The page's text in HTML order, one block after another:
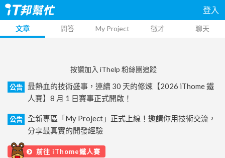
登入
文章 問答 My Project 徵才 聊天
按讚加入 iThelp 粉絲團追蹤
公告
最熱血的技術盛事，連續 30 天的修煉【2026 iThome 鐵
人賽】8 月 1 日賽事正式開啟！
公告
全新專區「My Project」正式上線！邀請你用技術交流，
分享最真實的開發經驗
前往 iThome鐵人賽